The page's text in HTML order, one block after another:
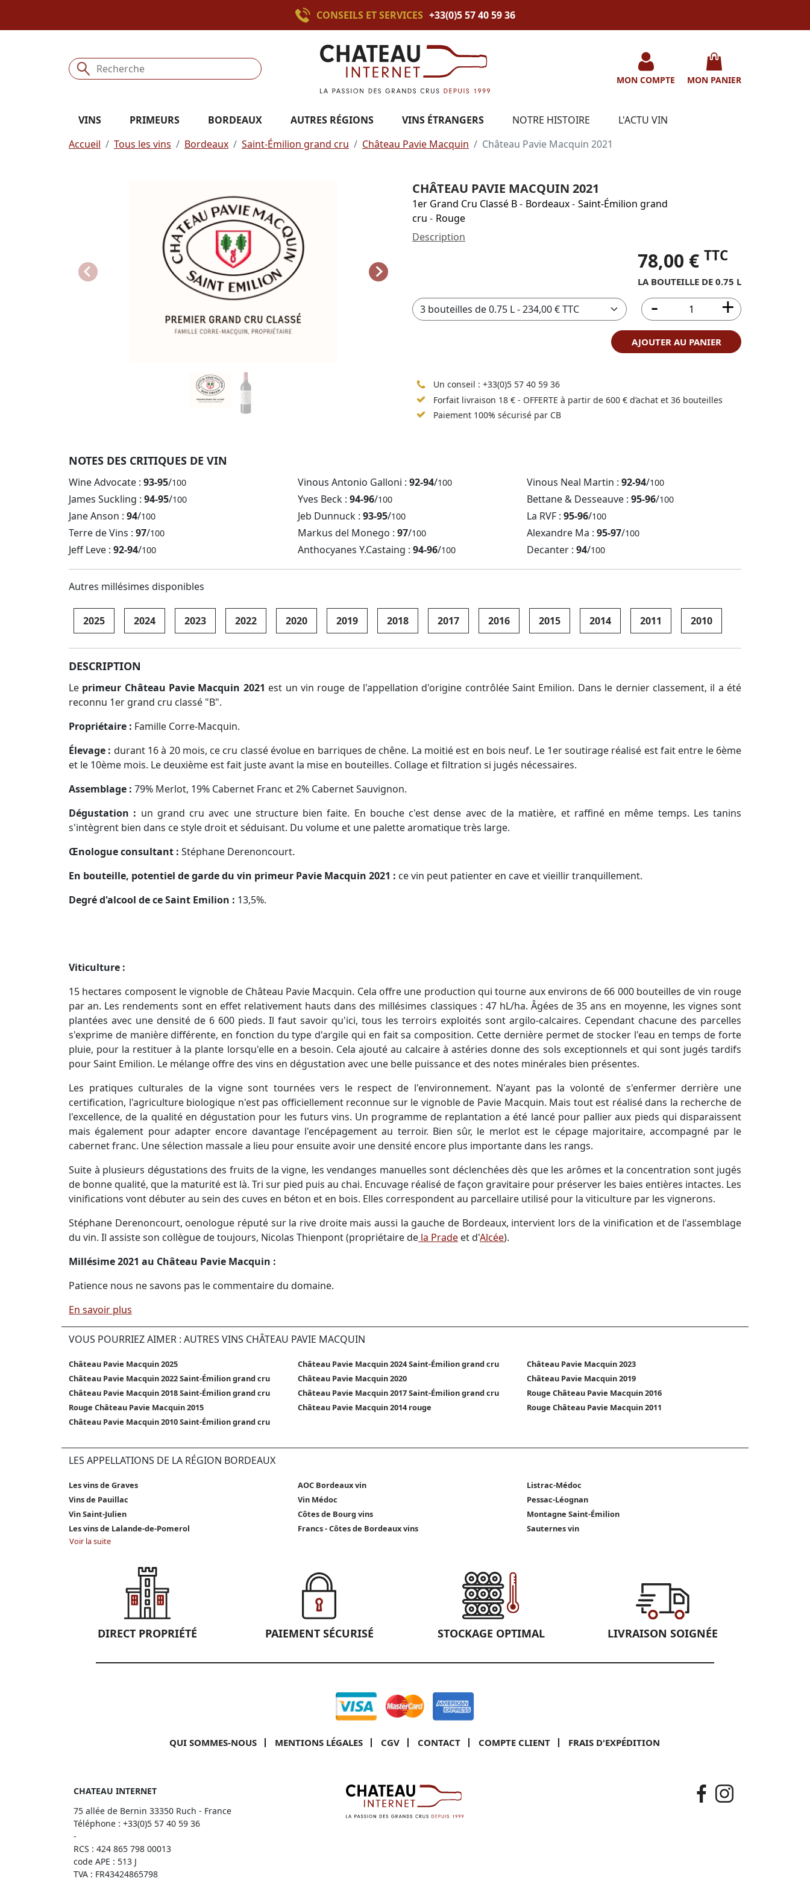
CONSEILS ET SERVICES +33(0)5 57 40 59 36
MON COMPTE MON PANIER
VINS PRIMEURS BORDEAUX AUTRES RÉGIONS VINS ÉTRANGERS NOTRE HISTOIRE
L'ACTU VIN
Accueil
Tous les vins Bordeaux Saint-Émilion grand cru Château Pavie Macquin Château Pavie Macquin 2021
CHÂTEAU PAVIE MACQUIN 2021
1er Grand Cru Classé B- Bordeaux- Saint-Émilion grand
cru - Rouge
Description
78,00 € TTC
LA BOUTEILLE DE 0.75 L
AJOUTER AU PANIER
Un conseil : +33(0)5 57 40 59 36
Forfait livraison 18 € - OFFERTE à partir de 600 € d’achat et 36 bouteilles
Paiement 100% sécurisé par CB
NOTES DES CRITIQUES DE VIN
Wine Advocate : 93-95/100 Vinous Antonio Galloni : 92-94/100 Vinous Neal Martin : 92-94/100
James Suckling : 94-95/100 Yves Beck : 94-96/100 Bettane & Desseauve : 95-96/100
Jane Anson : 94/100 Jeb Dunnuck : 93-95/100 La RVF : 95-96/100
Terre de Vins : 97/100 Markus del Monego : 97/100 Alexandre Ma : 95-97/100
Jeff Leve : 92-94/100 Anthocyanes Y.Castaing : 94-96/100 Decanter : 94/100
Autres millésimes disponibles
2025 2024 2023 2022 2020 2019 2018 2017 2016 2015 2014 2011 2010
DESCRIPTION
Le primeur Château Pavie Macquin 2021 est un vin rouge de l'appellation d'origine contrôlée Saint Emilion. Dans le dernier classement, il a été
reconnu 1er grand cru classé "B".
Propriétaire : Famille Corre-Macquin.
Élevage : durant 16 à 20 mois, ce cru classé évolue en barriques de chêne. La moitié est en bois neuf. Le 1er soutirage réalisé est fait entre le 6ème
et le 10ème mois. Le deuxième est fait juste avant la mise en bouteilles. Collage et filtration si jugés nécessaires.
Assemblage : 79% Merlot, 19% Cabernet Franc et 2% Cabernet Sauvignon.
Dégustation : un grand cru avec une structure bien faite. En bouche c'est dense avec de la matière, et raffiné en même temps. Les tanins
s'intègrent bien dans ce style droit et séduisant. Du volume et une palette aromatique très large.
Œnologue consultant : Stéphane Derenoncourt.
En bouteille, potentiel de garde du vin primeur Pavie Macquin 2021 : ce vin peut patienter en cave et vieillir tranquillement.
Degré d'alcool de ce Saint Emilion : 13,5%.
Viticulture :
15 hectares composent le vignoble de Château Pavie Macquin. Cela offre une production qui tourne aux environs de 66 000 bouteilles de vin rouge
par an. Les rendements sont en effet relativement hauts dans des millésimes classiques : 47 hL/ha. Âgées de 35 ans en moyenne, les vignes sont
plantées avec une densité de 6 600 pieds. Il faut savoir qu'ici, tous les terroirs exploités sont argilo-calcaires. Cependant chacune des parcelles
s'exprime de manière différente, en fonction du type d'argile qui en fait sa composition. Cette dernière permet de stocker l'eau en temps de forte
pluie, pour la restituer à la plante lorsqu'elle en a besoin. Cela ajouté au calcaire à astéries donne des sols exceptionnels et qui sont jugés tardifs
pour Saint Emilion. Le mélange offre des vins en dégustation avec une belle puissance et des notes minérales bien présentes.
Les pratiques culturales de la vigne sont tournées vers le respect de l'environnement. N'ayant pas la volonté de s'enfermer derrière une
certification, l'agriculture biologique n'est pas officiellement reconnue sur le vignoble de Pavie Macquin. Mais tout est réalisé dans la recherche de
l'excellence, de la qualité en dégustation pour les futurs vins. Un programme de replantation a été lancé pour pallier aux pieds qui disparaissent
mais également pour adapter encore davantage l'encépagement au terroir. Bien sûr, le merlot est le cépage majoritaire, accompagné par le
cabernet franc. Une sélection massale a lieu pour ensuite avoir une densité encore plus importante dans les rangs.
Suite à plusieurs dégustations des fruits de la vigne, les vendanges manuelles sont déclenchées dès que les arômes et la concentration sont jugés
de bonne qualité, que la maturité est là. Tri sur pied puis au chai. Encuvage réalisé de façon gravitaire pour préserver les baies entières intactes. Les
vinifications vont débuter au sein des cuves en béton et en bois. Elles correspondent au parcellaire utilisé pour la viticulture par les vignerons.
Stéphane Derenoncourt, oenologue réputé sur la rive droite mais aussi la gauche de Bordeaux, intervient lors de la vinification et de l'assemblage
du vin. Il assiste son collègue de toujours, Nicolas Thienpont (propriétaire de la Prade et d'Alcée).
Millésime 2021 au Château Pavie Macquin :
Patience nous ne savons pas le commentaire du domaine.
En savoir plus
VOUS POURRIEZ AIMER : AUTRES VINS CHÂTEAU PAVIE MACQUIN
Château Pavie Macquin 2025 Château Pavie Macquin 2024 Saint-Émilion grand cru
Château Pavie Macquin 2023
Château Pavie Macquin 2022 Saint-Émilion grand cru
Château Pavie Macquin 2020
Château Pavie Macquin 2019
Château Pavie Macquin 2018 Saint-Émilion grand cru
Château Pavie Macquin 2017 Saint-Émilion grand cru
Rouge Château Pavie Macquin 2016
Rouge Château Pavie Macquin 2015
Château Pavie Macquin 2014 rouge
Rouge Château Pavie Macquin 2011
Château Pavie Macquin 2010 Saint-Émilion grand cru
LES APPELLATIONS DE LA RÉGION BORDEAUX
Les vins de Graves AOC Bordeaux vin
Listrac-Médoc
Vins de Pauillac
Vin Médoc
Pessac-Léognan
Vin Saint-Julien
Côtes de Bourg vins
Montagne Saint-Émilion
Les vins de Lalande-de-Pomerol
Francs - Côtes de Bordeaux vins
Sauternes vin
Voir la suite
DIRECT PROPRIÉTÉ PAIEMENT SÉCURISÉ STOCKAGE OPTIMAL LIVRAISON SOIGNÉE
QUI SOMMES-NOUS MENTIONS LÉGALES CGV CONTACT COMPTE CLIENT FRAIS D'EXPÉDITION
CHATEAU INTERNET
75 allée de Bernin 33350 Ruch - France
Téléphone : +33(0)5 57 40 59 36
-
RCS : 424 865 798 00013
code APE : 513 J
TVA : FR43424865798